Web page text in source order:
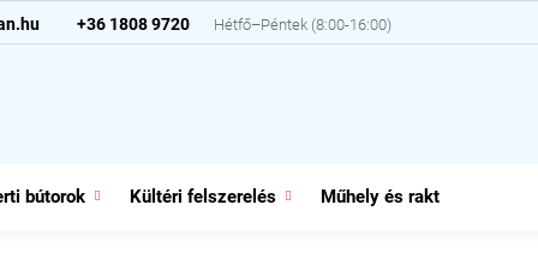
+36 1808 9720
bútorok Kültéri felszerelés Műhely és raktár